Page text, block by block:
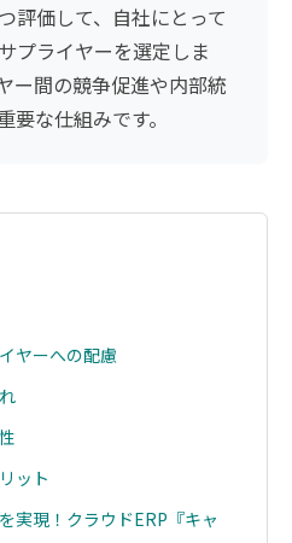
評価して、自社にとって
プライヤーを選定しま
ー間の競争促進や内部統
な仕組みです。
ヤーへの配慮
ット
実現！クラウドERP『キャ